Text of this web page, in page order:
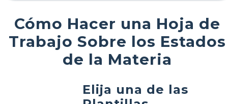
Cómo Hacer una Hoja de
Trabajo Sobre los Estados
de la Materia
Elija una de las